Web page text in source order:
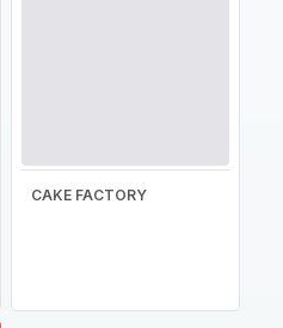
CAKE FACTORY